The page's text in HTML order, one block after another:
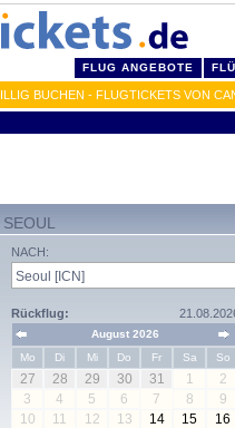
FLUG ANGEBOTE
BUCHEN - FLUGTICKETS VON
NACH:
Rückflug:
August 2026
Mo
Di Mi Do Fr Sa So
27 28 29 30 31 1
2
3
4 5 6 7 8
9
10
11 12 13 14 15
16